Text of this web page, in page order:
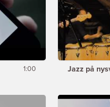
1:00 Jazz på